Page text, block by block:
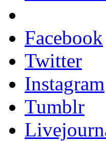
Facebook
Twitter
Instagram
Tumblr